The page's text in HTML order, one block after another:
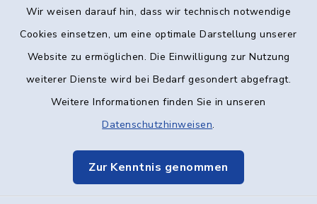
Wir weisen darauf hin, dass wir technisch notwendige
Cookies einsetzen, um eine optimale Darstellung unserer
Website zu ermöglichen. Die Einwilligung zur Nutzung
weiterer Dienste wird bei Bedarf gesondert abgefragt.
Weitere Informationen finden Sie in unseren
Datenschutzhinweisen.
Zur Kenntnis genommen
Kontakt
Datenschutz
Elektronische Kommunikation